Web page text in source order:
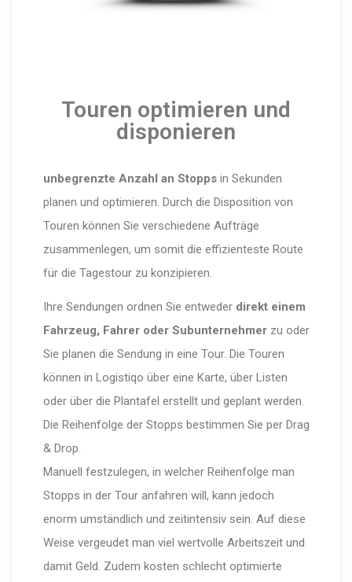
Touren optimieren und
disponieren
unbegrenzte Anzahl an Stoppsin Sekunden
planen und optimieren. Durch die Disposition von
Touren können Sie verschiedene Aufträge
zusammenlegen, um somit die effizienteste Route
für die Tagestour zu konzipieren.
Ihre Sendungen ordnen Sie entweder direkt einem
Fahrzeug, Fahrer oder Subunternehmerzu oder
Sie planen die Sendung in eine Tour. Die Touren
können in Logistiqo über eine Karte, über Listen
oder über die Plantafel erstellt und geplant werden.
Die Reihenfolge der Stopps bestimmen Sie per Drag
& Drop.
Manuell festzulegen, in welcher Reihenfolge man
Stopps in der Tour anfahren will, kann jedoch
enorm umständlich und zeitintensiv sein. Auf diese
Weise vergeudet man viel wertvolle Arbeitszeit und
damit Geld. Zudem kosten schlecht optimierte